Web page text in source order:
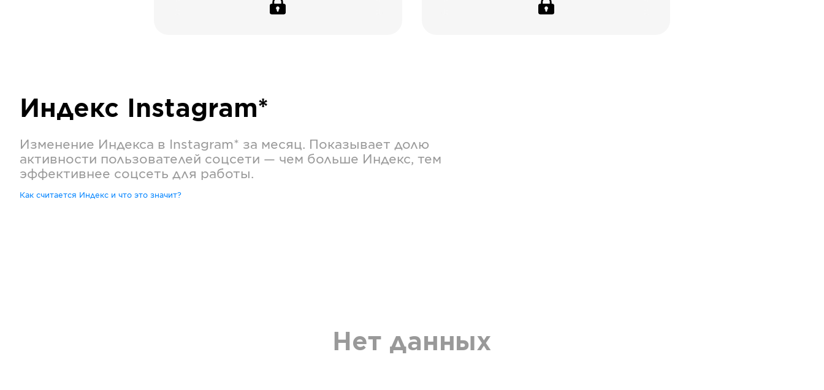
Индекс Instagram*
Изменение Индекса в Instagram* за месяц. Показывает долю
активности пользователей соцсети — чем больше Индекс, тем
эффективнее соцсеть для работы.
Как считается Индекс и что это значит?
Нет данных